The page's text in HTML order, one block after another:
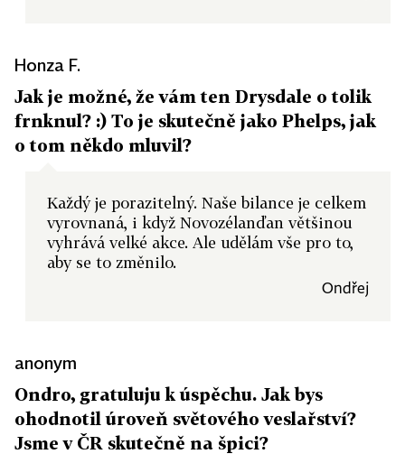
Honza F.
Jak je možné, že vám ten Drysdale o tolik
frnknul? :) To je skutečně jako Phelps, jak
o tom někdo mluvil?
Každý je porazitelný. Naše bilance je celkem
vyrovnaná, i když Novozélanďan většinou
vyhrává velké akce. Ale udělám vše pro to,
aby se to změnilo.
Ondřej
anonym
Ondro, gratuluju k úspěchu. Jak bys
ohodnotil úroveň světového veslařství?
Jsme v ČR skutečně na špici?